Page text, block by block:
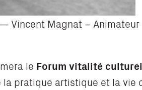
Vincent Magnat –
le Forum vitalité
pratique artistique et la vie